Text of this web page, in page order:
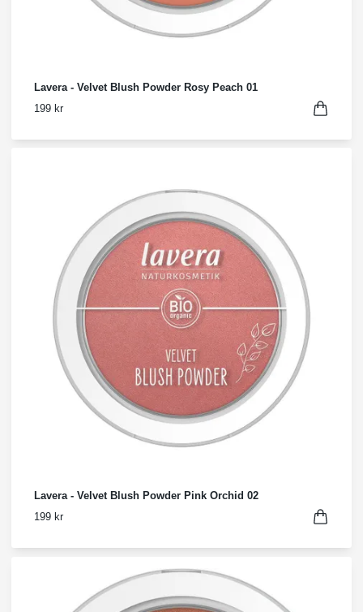
Lavera - Velvet Blush Powder Rosy Peach 01
199 kr
Lavera - Velvet Blush Powder Pink Orchid 02
199 kr